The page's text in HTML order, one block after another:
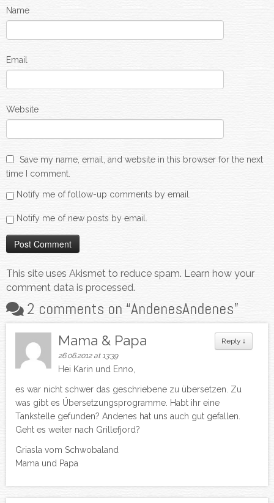
Name
Email
Website
Save my name, email, and website in this browser for the next
time I comment.
Notify me of follow-up comments by email.
Notify me of new posts by email.
This site uses Akismet to reduce spam. Learn how your
comment data is processed.
2 comments on “AndenesAndenes”
Reply ↓
Mama & Papa
26.06.2012 at 13:39
Hei Karin und Enno,
es war nicht schwer das geschriebene zu übersetzen. Zu
was gibt es Übersetzungsprogramme. Habt ihr eine
Tankstelle gefunden? Andenes hat uns auch gut gefallen.
Geht es weiter nach Grillefjord?
Griasla vom Schwobaland
Mama und Papa